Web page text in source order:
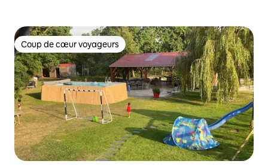
Coup de cœur voyageurs
Coup de cœur voyageurs